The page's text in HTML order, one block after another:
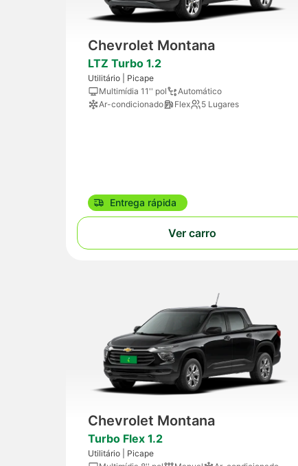
Chevrolet Montana
LTZ Turbo 1.2
Utilitário | Picape
Multimídia 11'' pol
Automático
Ar-condicionado
Flex 5 Lugares
Entrega rápida
Ver carro
Chevrolet Montana
Turbo Flex 1.2
Utilitário | Picape